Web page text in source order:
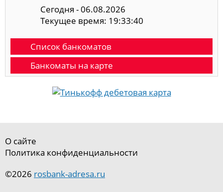
Сегодня - 06.08.2026
Текущее время: 19:33:41
Список банкоматов
Банкоматы на карте
О сайте
Политика конфиденциальности
©2026 rosbank-adresa.ru